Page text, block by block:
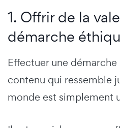
1. Offrir de la
démarche
Effectuer une
contenu qui ressemble
monde est simplement